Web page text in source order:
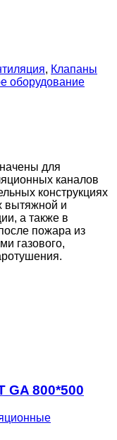
, Клапаны
оборудование
для
каналов
конструкциях
вытяжной и
а также в
пожара из
газового,
GA 800*500